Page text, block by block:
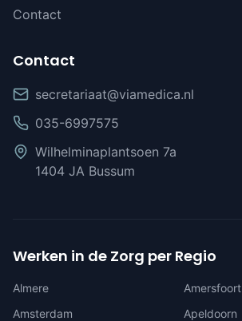
Contact
Contact
secretariaat@viamedica.nl
035-6997575
Wilhelminaplantsoen 7a
1404 JA Bussum
Werken in de Zorg per Regio
Almere
Amersfoort
Amsterdam
Apeldoorn